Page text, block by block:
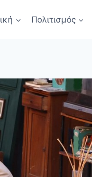
Πολιτισμός